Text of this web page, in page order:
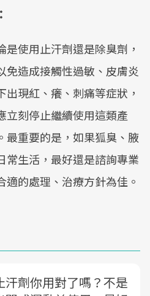
使用止汗劑還是除臭劑，
免造成接觸性過敏、皮膚炎
現紅、癢、刺痛等症狀，
立刻停止繼續使用這類產
最重要的是，如果狐臭、腋
常生活，最好還是諮詢專業
的處理、治療方針為佳。
汗劑你用對了嗎？不是